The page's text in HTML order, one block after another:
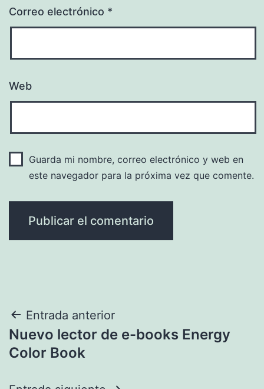
Correo electrónico *
Web
Guarda mi nombre, correo electrónico y web en
este navegador para la próxima vez que comente.
Navegación
de
Entrada anterior
Nuevo lector de e-books Energy
Color Book